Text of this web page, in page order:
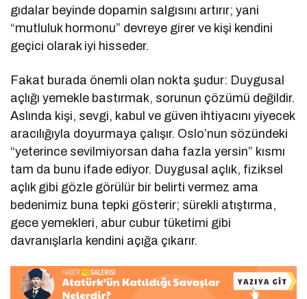
gıdalar beyinde dopamin salgısını artırır; yani
“mutluluk hormonu” devreye girer ve kişi kendini
geçici olarak iyi hisseder.
Fakat burada önemli olan nokta şudur: Duygusal
açlığı yemekle bastırmak, sorunun çözümü değildir.
Aslında kişi, sevgi, kabul ve güven ihtiyacını yiyecek
aracılığıyla doyurmaya çalışır. Oslo’nun sözündeki
“yeterince sevilmiyorsan daha fazla yersin” kısmı
tam da bunu ifade ediyor. Duygusal açlık, fiziksel
açlık gibi gözle görülür bir belirti vermez ama
bedenimiz buna tepki gösterir; sürekli atıştırma,
gece yemekleri, abur cubur tüketimi gibi
davranışlarla kendini açığa çıkarır.